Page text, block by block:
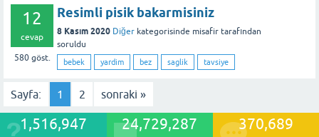
12
cevap
580göst.
Resimli pisik bakarmisiniz
8 Kasım 2020 Diğer kategorisinde misafir tarafından
soruldu
bebek yardim bez saglik tavsiye
Sayfa: 1 2 sonraki »
1,516,947 24,729,287 370,689